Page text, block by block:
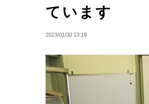
ています
2023/01/30 13:18